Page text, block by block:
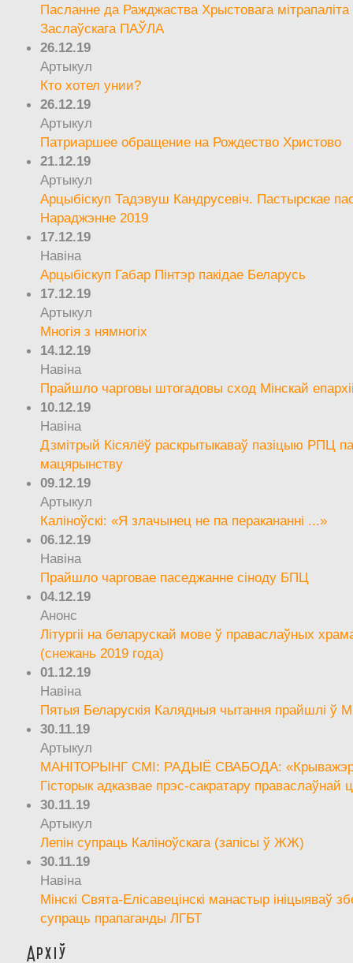
Пасланне да Ражджаства Хрыстовага мітрапаліта
Заслаўскага ПАЎЛА
26.12.19
Артыкул
Кто хотел унии?
26.12.19
Артыкул
Патриаршее обращение на Рождество Христово
21.12.19
Артыкул
Арцыбіскуп Тадэвуш Кандрусевіч. Пастырскае
Нараджэнне 2019
17.12.19
Навіна
Арцыбіскуп Габар Пінтэр пакідае Беларусь
17.12.19
Артыкул
Многія з нямногіх
14.12.19
Навіна
Прайшло чарговы штогадовы сход Мінскай
10.12.19
Навіна
Дзмітрый Кісялёў раскрытыкаваў пазіцыю РПЦ
мацярынству
09.12.19
Артыкул
Каліноўскі: «Я злачынец не па перакананні ...»
06.12.19
Навіна
Прайшло чарговае паседжанне сіноду БПЦ
04.12.19
Анонс
Літургіі на беларускай мове ў праваслаўных
(снежань 2019 года)
01.12.19
Навіна
Пятыя Беларускія Калядныя чытання прайшлі ў
30.11.19
Артыкул
МАНІТОРЫНГ СМІ: РАДЫЁ СВАБОДА:
Гісторык адказвае прэс-сакратару праваслаўнай
30.11.19
Артыкул
Лепін супраць Каліноўскага (запісы ў ЖЖ)
30.11.19
Навіна
Мінскі Свята-Елісавецінскі манастыр ініцыяваў
супраць прапаганды ЛГБТ
Архіў